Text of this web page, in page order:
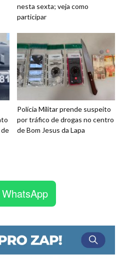
nesta sexta; veja como
participar
de
Polícia Militar prende suspeito
por tráfico de drogas no centro
de Bom Jesus da Lapa